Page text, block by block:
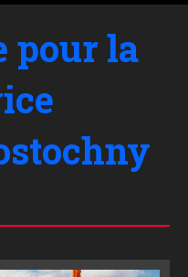
pour la